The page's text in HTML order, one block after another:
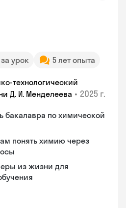
за урок 5 лет опыта
технологический
Д. И. Менделеева • 2025 г.
бакалавра по химической
понять химию через
из жизни для